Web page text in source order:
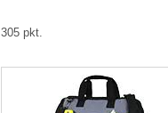
305 pkt.